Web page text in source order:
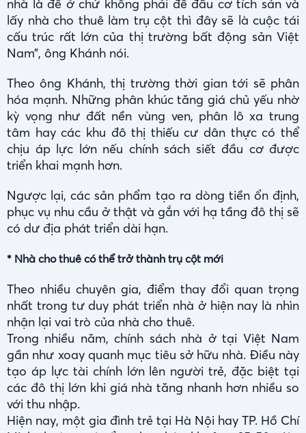
nhà là để ở chứ không phải để đầu cơ tích sản và
lấy nhà cho thuê làm trụ cột thì đây sẽ là cuộc tái
cấu trúc rất lớn của thị trường bất động sản Việt
Nam”, ông Khánh nói.
Theo ông Khánh, thị trường thời gian tới sẽ phân
hóa mạnh. Những phân khúc tăng giá chủ yếu nhờ
kỳ vọng như đất nền vùng ven, phân lô xa trung
tâm hay các khu đô thị thiếu cư dân thực có thể
chịu áp lực lớn nếu chính sách siết đầu cơ được
triển khai mạnh hơn.
Ngược lại, các sản phẩm tạo ra dòng tiền ổn định,
phục vụ nhu cầu ở thật và gắn với hạ tầng đô thị sẽ
có dư địa phát triển dài hạn.
* Nhà cho thuê có thể trở thành trụ cột mới
Theo nhiều chuyên gia, điểm thay đổi quan trọng
nhất trong tư duy phát triển nhà ở hiện nay là nhìn
nhận lại vai trò của nhà cho thuê.
Trong nhiều năm, chính sách nhà ở tại Việt Nam
gần như xoay quanh mục tiêu sở hữu nhà. Điều này
tạo áp lực tài chính lớn lên người trẻ, đặc biệt tại
các đô thị lớn khi giá nhà tăng nhanh hơn nhiều so
với thu nhập.
Hiện nay, một gia đình trẻ tại Hà Nội hay TP. Hồ Chí